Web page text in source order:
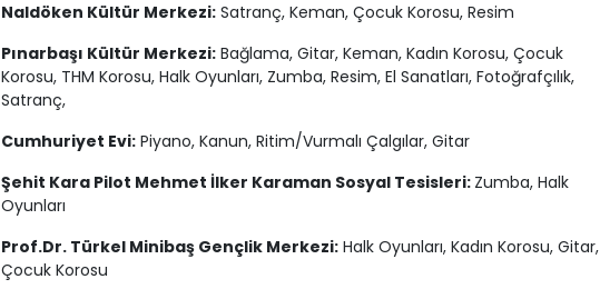
Naldöken Kültür Merkezi:Satranç, Keman, Çocuk Korosu, Resim
Pınarbaşı Kültür Merkezi:Bağlama, Gitar, Keman, Kadın Korosu, Çocuk
Korosu, THM Korosu, Halk Oyunları, Zumba, Resim, El Sanatları, Fotoğrafçılık,
Satranç,
Cumhuriyet Evi:Piyano, Kanun, Ritim/Vurmalı Çalgılar, Gitar
Şehit Kara Pilot Mehmet İlker Karaman Sosyal Tesisleri: Zumba, Halk
Oyunları
Prof.Dr. Türkel Minibaş Gençlik Merkezi:Halk Oyunları, Kadın Korosu, Gitar,
Çocuk Korosu